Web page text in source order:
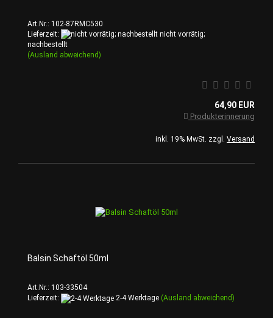
Art.Nr.: 102-87RMC530
Lieferzeit:
nicht vorrätig;
nachbestellt
(Ausland abweichend)
64,90 EUR
Produkterinnerung
inkl. 19% MwSt. zzgl. Versand
Balsin Schaftöl 50ml
Art.Nr.: 103-33504
Lieferzeit:
2-4 Werktage (Ausland abweichend)